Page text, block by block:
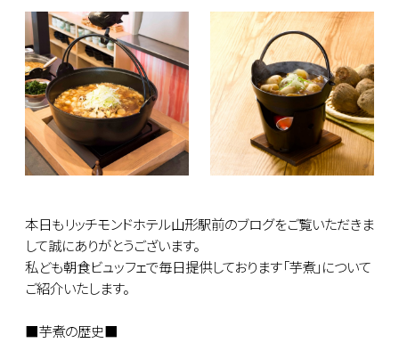
本日もリッチモンドホテル山形駅前のブログをご覧いただきま
して誠にありがとうございます。
私ども朝食ビュッフェで毎日提供しております「芋煮」について
ご紹介いたします。
■芋煮の歴史■